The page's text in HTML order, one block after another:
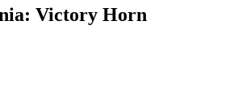
Victory Horn